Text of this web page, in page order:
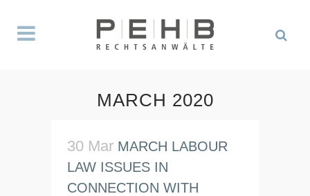
MARCH 2020
30 Mar MARCH LABOUR
LAW ISSUES IN
CONNECTION WITH